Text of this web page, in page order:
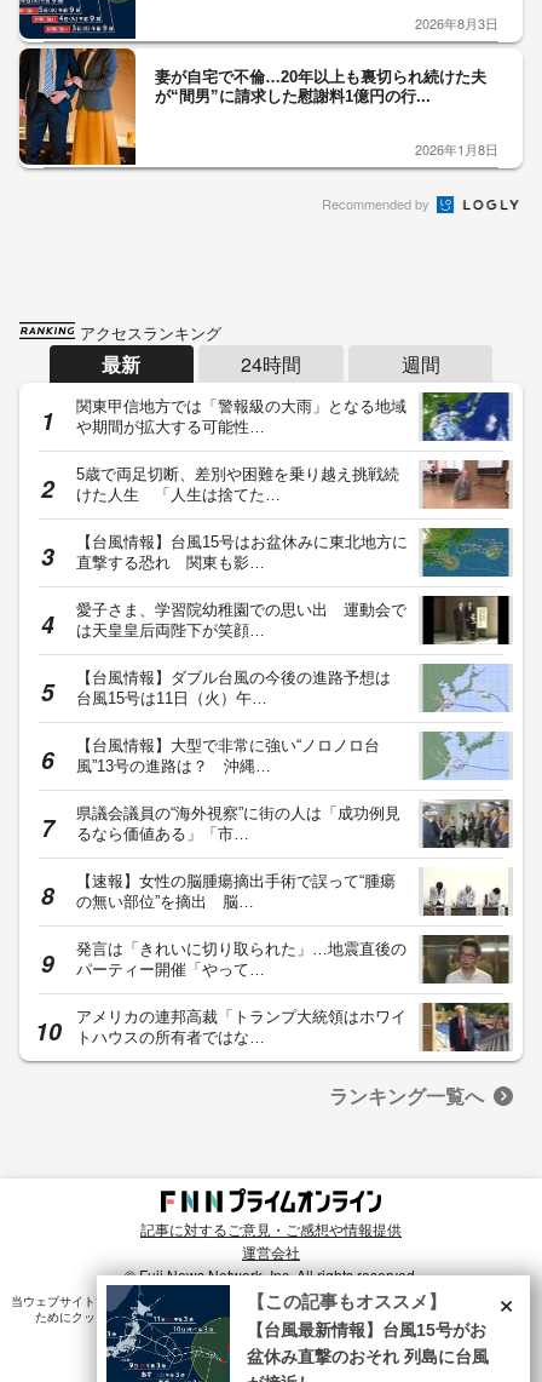
2026年8月3日
妻が自宅で不倫…20年以上も裏切られ続けた夫
が“間男”に請求した慰謝料1億円の行...
2026年1月8日
Recommended by
アクセスランキング
最新 24時間 週間
関東甲信地方では「警報級の大雨」となる地域
や期間が拡大する可能性…
5歳で両足切断、差別や困難を乗り越え挑戦続
けた人生 「人生は捨てた…
【台風情報】台風15号はお盆休みに東北地方に
直撃する恐れ 関東も影…
愛子さま、学習院幼稚園での思い出 運動会で
は天皇皇后両陛下が笑顔…
【台風情報】ダブル台風の今後の進路予想は
台風15号は11日（火）午…
【台風情報】大型で非常に強い“ノロノロ台
風”13号の進路は？ 沖縄…
県議会議員の“海外視察”に街の人は「成功例見
るなら価値ある」「市…
【速報】女性の脳腫瘍摘出手術で誤って“腫瘍
の無い部位”を摘出 脳…
発言は「きれいに切り取られた」…地震直後の
パーティー開催「やって…
アメリカの連邦高裁「トランプ大統領はホワイ
トハウスの所有者ではな…
ランキング一覧へ
記事に対するご意見・ご感想や情報提供
運営会社
© Fuji News Network, Inc. All rights reserved.
当ウェブサイトでは、ユーザのニーズ・興味・関⼼に合致したコンテンツや広告配信を提供する
ためにクッキーを使⽤しています。詳細は、
プライバシーポリシー をご確認ください。×
【この記事もオススメ】
【台風最新情報】台風15号がお
盆休み直撃のおそれ 列島に台風